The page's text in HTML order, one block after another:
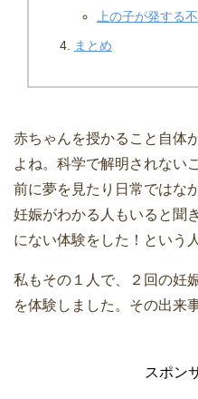
上の子が発する
まとめ
赤ちゃんを授かること自体
よね。科学で解明されない
前に夢を見たり日常ではな
妊娠がわかる人もいると聞
にない体験をした！という
私もその１人で、２回の妊
を体験しました。その出来
スポン